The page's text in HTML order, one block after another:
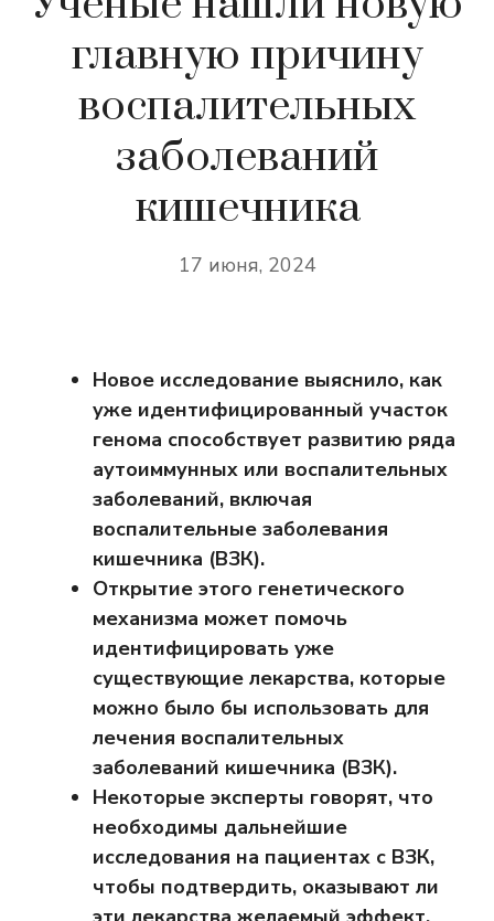
главную причину
воспалительных
заболеваний
кишечника
17 июня, 2024
Новое исследование выяснило, как
уже идентифицированный участок
генома способствует развитию ряда
аутоиммунных или воспалительных
заболеваний, включая
воспалительные заболевания
кишечника (ВЗК).
Открытие этого генетического
механизма может помочь
идентифицировать уже
существующие лекарства, которые
можно было бы использовать для
лечения воспалительных
заболеваний кишечника (ВЗК).
Некоторые эксперты говорят, что
необходимы дальнейшие
исследования на пациентах с ВЗК,
чтобы подтвердить, оказывают ли